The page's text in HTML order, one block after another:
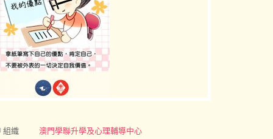
組織 澳門學聯升學及心理輔導中心